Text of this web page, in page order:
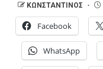
ΚΩΝΣΤΑΝΤΙΝΟΣ
Facebook
WhatsApp